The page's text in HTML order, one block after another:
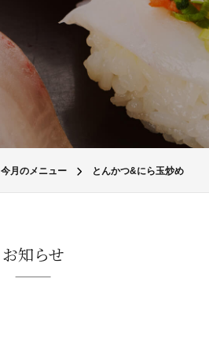
今月のメニュー とんかつ&にら玉炒め
お知らせ